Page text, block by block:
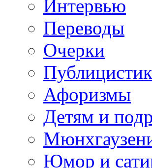
Интервью
Переводы
Очерки
Афоризмы
Детям и
Юмор и